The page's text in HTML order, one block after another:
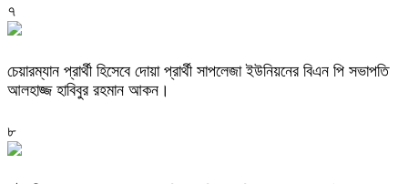
৭
চেয়ারম্যান প্রার্থী হিসেবে দোয়া প্রার্থী সাপলেজা ইউনিয়নের বিএন পি সভাপতি
আলহাজ্জ হাবিবুর রহমান আকন।
৮